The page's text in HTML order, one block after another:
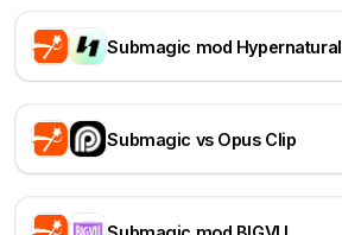
Submagic mod Hypernatural
Submagic vs Opus Clip